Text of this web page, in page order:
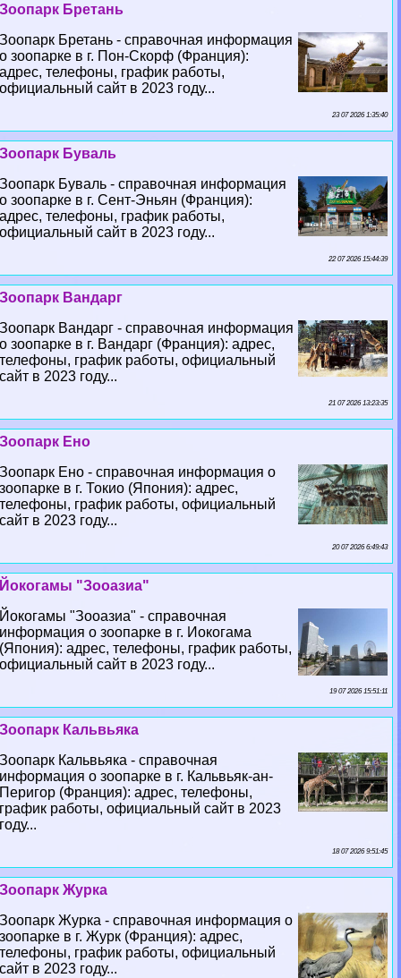
Зоопарк Бретань
Зоопарк Бретань - справочная информация
о зоопарке в г. Пон-Скорф (Франция):
адрес, телефоны, график работы,
официальный сайт в 2023 году...
23 07 2026 1:35:40
Зоопарк Буваль
Зоопарк Буваль - справочная информация
о зоопарке в г. Сент-Эньян (Франция):
адрес, телефоны, график работы,
официальный сайт в 2023 году...
22 07 2026 15:44:39
Зоопарк Вандарг
Зоопарк Вандарг - справочная информация
о зоопарке в г. Вандарг (Франция): адрес,
телефоны, график работы, официальный
сайт в 2023 году...
21 07 2026 13:23:35
Зоопарк Ено
Зоопарк Ено - справочная информация о
зоопарке в г. Токио (Япония): адрес,
телефоны, график работы, официальный
сайт в 2023 году...
20 07 2026 6:49:43
Йокогамы "Зооазиа"
Йокогамы "Зооазиа" - справочная
информация о зоопарке в г. Иокогама
(Япония): адрес, телефоны, график работы,
официальный сайт в 2023 году...
19 07 2026 15:51:11
Зоопарк Кальвьяка
Зоопарк Кальвьяка - справочная
информация о зоопарке в г. Кальвьяк-ан-
Перигор (Франция): адрес, телефоны,
график работы, официальный сайт в 2023
году...
18 07 2026 9:51:45
Зоопарк Журка
Зоопарк Журка - справочная информация о
зоопарке в г. Журк (Франция): адрес,
телефоны, график работы, официальный
сайт в 2023 году...